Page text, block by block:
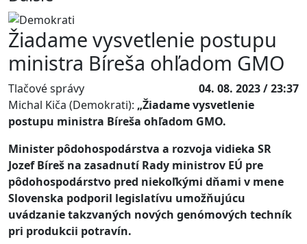
Žiadame vysvetlenie postupu
ministra Bíreša ohľadom GMO
Tlačové správy
04. 08. 2023 / 23:37
Michal Kiča (Demokrati): „Žiadame vysvetlenie
postupu ministra Bíreša ohľadom GMO.
Minister pôdohospodárstva a rozvoja vidieka SR
Jozef Bíreš na zasadnutí Rady ministrov EÚ pre
pôdohospodárstvo pred niekoľkými dňami v mene
Slovenska podporil legislatívu umožňujúcu
uvádzanie takzvaných nových genómových techník
pri produkcii potravín.